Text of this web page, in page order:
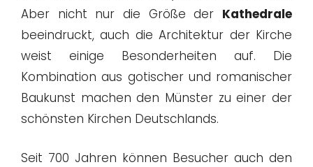
Aber nicht nur die Größe der Kathedrale
beeindruckt, auch die Architektur der Kirche
weist einige Besonderheiten auf. Die
Kombination aus gotischer und romanischer
Baukunst machen den Münster zu einer der
schönsten Kirchen Deutschlands.
Seit 700 Jahren können Besucher auch den